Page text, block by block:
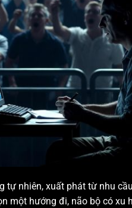
tự nhiên, xuất phát từ nhu
một hướng đi, não bộ có